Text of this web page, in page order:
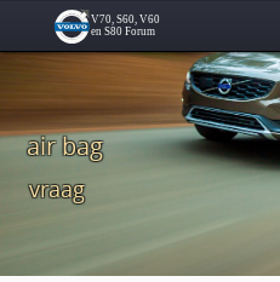
air bag
vraag